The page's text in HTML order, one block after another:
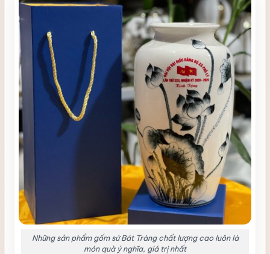
Những sản phẩm gốm sứ Bát Tràng chất lượng cao luôn là
món quà ý nghĩa, giá trị nhất